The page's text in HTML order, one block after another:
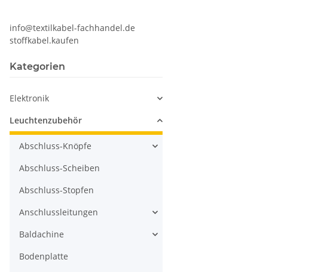
info@textilkabel-fachhandel.de
stoffkabel.kaufen
Kategorien
Elektronik
Leuchtenzubehör
Abschluss-Knöpfe
Abschluss-Scheiben
Abschluss-Stopfen
Anschlussleitungen
Baldachine
Bodenplatte